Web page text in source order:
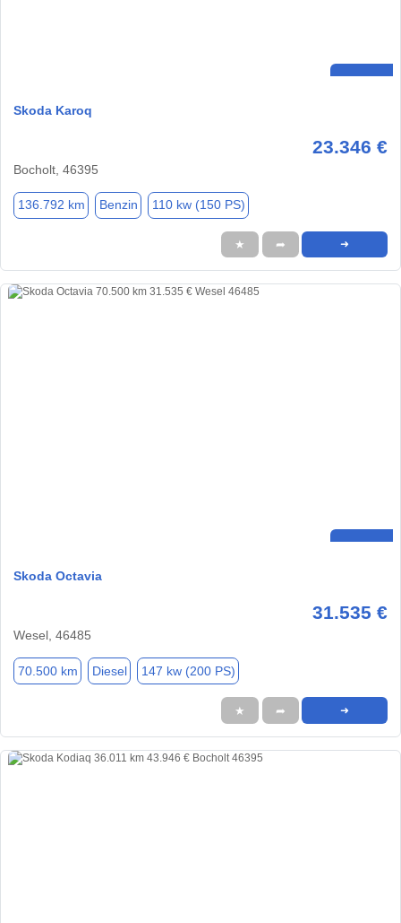
Skoda Karoq
23.346 €
Bocholt, 46395
136.792 km Benzin 110 kw (150 PS)
★ ➦ ➜
Skoda Octavia
31.535 €
Wesel, 46485
70.500 km Diesel 147 kw (200 PS)
★ ➦ ➜